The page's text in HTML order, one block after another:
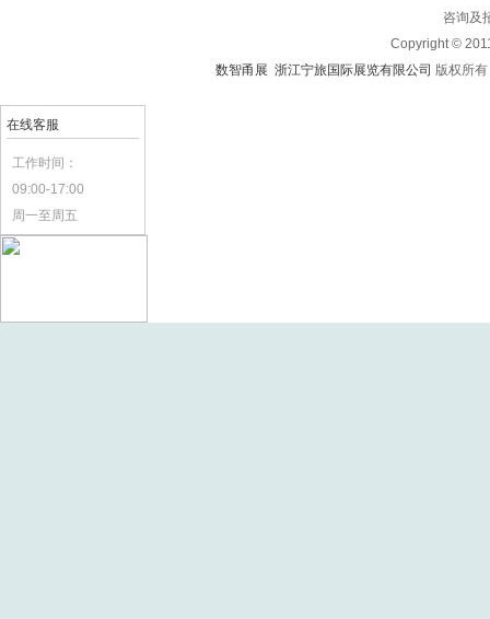
咨询及
Copyright ©
数智甬展 浙江宁旅国际展览有限公司 版权所
在线客服
工作时间：
09:00-17:00
周一至周五